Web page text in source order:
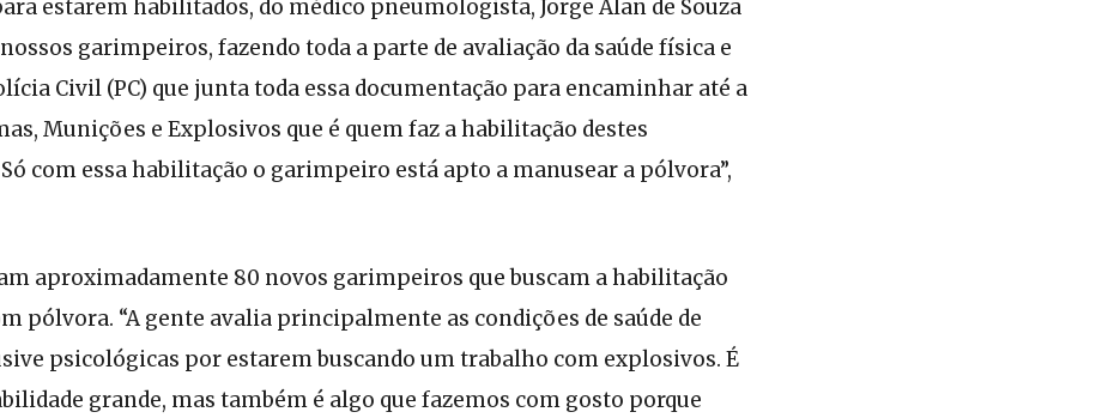
estarem habilitados, do médico pneumologista, Jorge Alan de Souza
garimpeiros, fazendo toda a parte de avaliação da saúde física e
Civil (PC) que junta toda essa documentação para encaminhar até a
Munições e Explosivos que é quem faz a habilitação destes
com essa habilitação o garimpeiro está apto a manusear a pólvora”,
aproximadamente 80 novos garimpeiros que buscam a habilitação
pólvora. “A gente avalia principalmente as condições de saúde de
psicológicas por estarem buscando um trabalho com explosivos. É
grande, mas também é algo que fazemos com gosto porque